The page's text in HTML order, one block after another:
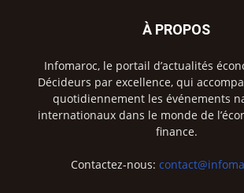
À PROPOS
Infomaroc, le portail d’actualités
Décideurs par excellence, qui
quotidiennement les événements
internationaux dans le monde de
finance.
Contactez-nous: